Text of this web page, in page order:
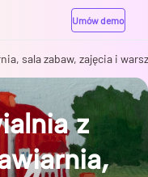
Umów demo
sala zabaw, zajęcia i
z